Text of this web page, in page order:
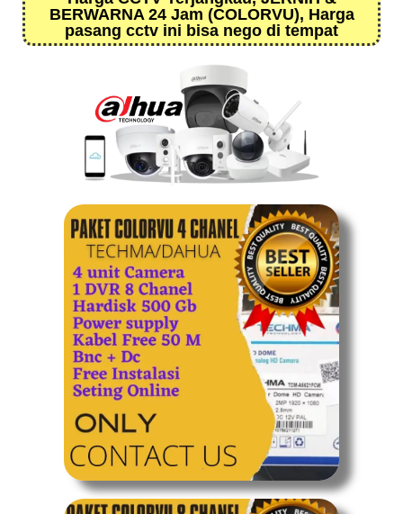
BERWARNA 24 Jam (COLORVU), Harga
pasang cctv ini bisa nego di tempat